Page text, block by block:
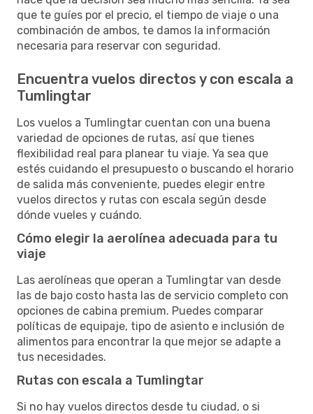
que te guíes por el precio, el tiempo de viaje o una
combinación de ambos, te damos la información
necesaria para reservar con seguridad.
Encuentra vuelos directos y con escala a
Tumlingtar
Los vuelos a Tumlingtar cuentan con una buena
variedad de opciones de rutas, así que tienes
flexibilidad real para planear tu viaje. Ya sea que
estés cuidando el presupuesto o buscando el horario
de salida más conveniente, puedes elegir entre
vuelos directos y rutas con escala según desde
dónde vueles y cuándo.
Cómo elegir la aerolínea adecuada para tu
viaje
Las aerolíneas que operan a Tumlingtar van desde
las de bajo costo hasta las de servicio completo con
opciones de cabina premium. Puedes comparar
políticas de equipaje, tipo de asiento e inclusión de
alimentos para encontrar la que mejor se adapte a
tus necesidades.
Rutas con escala a Tumlingtar
Si no hay vuelos directos desde tu ciudad, o si